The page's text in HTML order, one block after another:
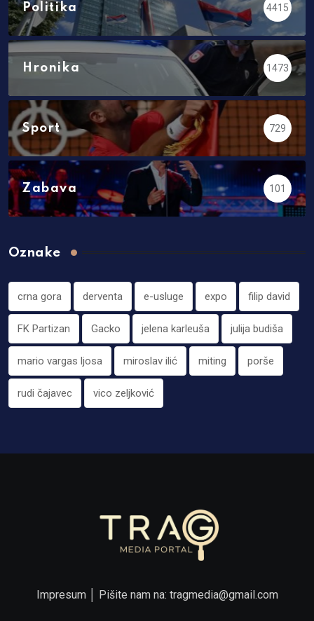
Politika 4415
Hronika 1473
Sport 729
Zabava 101
Oznake
crna gora derventa e-usluge expo filip david
FK Partizan Gacko jelena karleuša julija budiša
mario vargas ljosa miroslav ilić miting porše
rudi čajavec vico zeljković
Impresum│ Pišite nam na: tragmedia@gmail.com